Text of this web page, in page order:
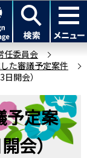
任委員会
た審議予定案件
開会）
定案
会）